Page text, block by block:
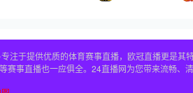
注于提供优质的体育赛事直播，欧冠直播更是
赛事直播也一应俱全。24直播网为您带来流畅、